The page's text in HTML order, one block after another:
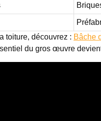
toiture, découvrez : Bâche
du gros œuvre